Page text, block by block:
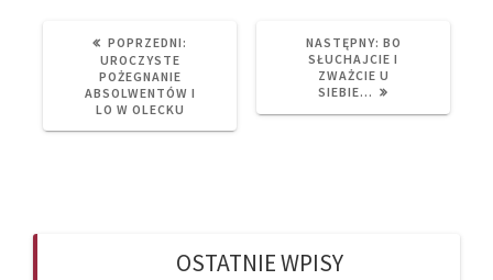
POPRZEDNI:
UROCZYSTE
POŻEGNANIE
ABSOLWENTÓW I
LO W OLECKU
NASTĘPNY: NEXT
POST:
BO
SŁUCHAJCIE I
ZWAŻCIE U
SIEBIE…
OSTATNIE WPISY